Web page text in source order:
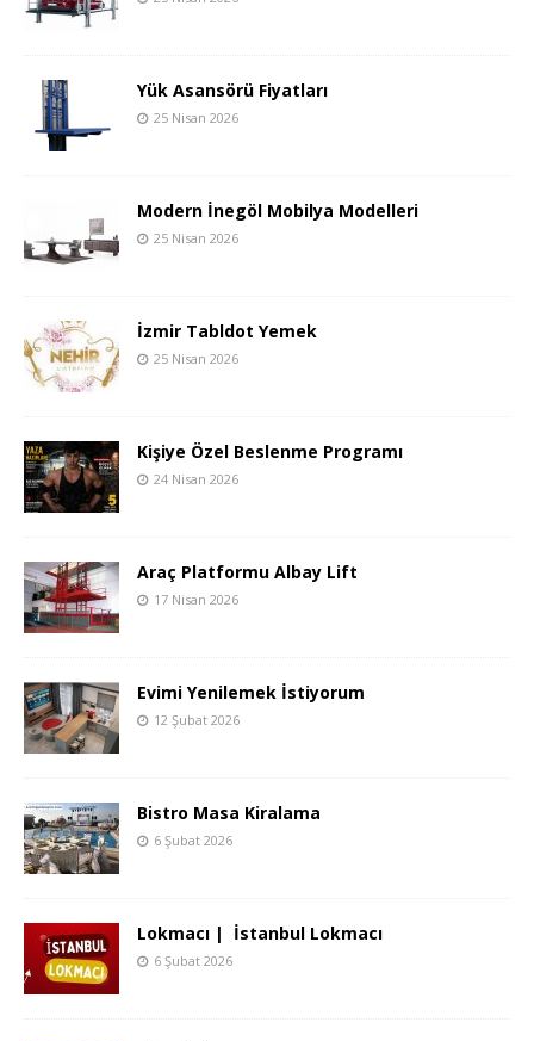
Yük Asansörü Fiyatları
25 Nisan 2026
Modern İnegöl Mobilya Modelleri
25 Nisan 2026
İzmir Tabldot Yemek
25 Nisan 2026
Kişiye Özel Beslenme Programı
24 Nisan 2026
Araç Platformu Albay Lift
17 Nisan 2026
Evimi Yenilemek İstiyorum
12 Şubat 2026
Bistro Masa Kiralama
6 Şubat 2026
Lokmacı | İstanbul Lokmacı
6 Şubat 2026